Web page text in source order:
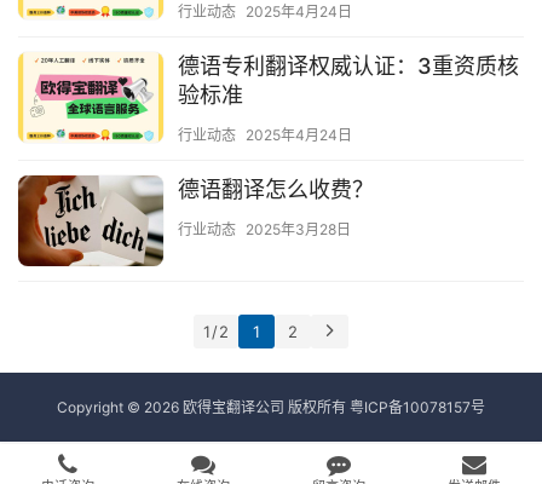
行业动态 2025年4月24日
德语专利翻译权威认证：3重资质核
验标准
行业动态 2025年4月24日
德语翻译怎么收费？
行业动态 2025年3月28日
1 / 2 1 2
Copyright © 2026 欧得宝翻译公司 版权所有 粤ICP备10078157号